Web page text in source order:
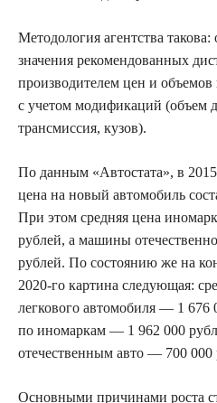
Методология агентства
значения рекомендованных
производителем цен и
с учетом модификаций (объем
трансмиссия, кузов).
По данным «Автостата», в
цена на новый автомобиль
При этом средняя цена
рублей, а машины
рублей. По состоянию же на
2020-го картина следующая:
легкового автомобиля — 1 676
по иномаркам — 1 962 000
отечественным авто — 700 000
Основными причинами роста